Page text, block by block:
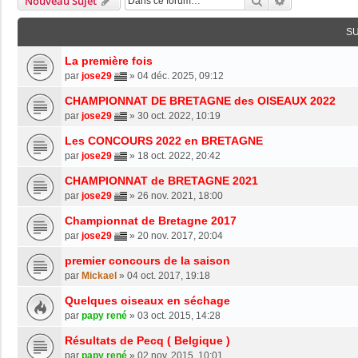
La première fois
par jose29 » 04 déc. 2025, 09:12
CHAMPIONNAT DE BRETAGNE des OISEAUX 2022
par jose29 » 30 oct. 2022, 10:19
Les CONCOURS 2022 en BRETAGNE
par jose29 » 18 oct. 2022, 20:42
CHAMPIONNAT de BRETAGNE 2021
par jose29 » 26 nov. 2021, 18:00
Championnat de Bretagne 2017
par jose29 » 20 nov. 2017, 20:04
premier concours de la saison
par Mickael » 04 oct. 2017, 19:18
Quelques oiseaux en séchage
par papy rené » 03 oct. 2015, 14:28
Résultats de Pecq ( Belgique )
par papy rené » 02 nov. 2015, 10:01